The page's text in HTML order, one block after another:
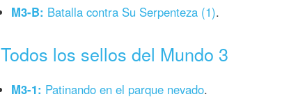
M3-B: Batalla contra Su Serpenteza (1).
Todos los sellos del Mundo 3
M3-1: Patinando en el parque nevado.